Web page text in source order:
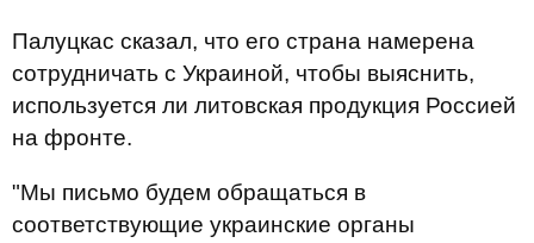
Палуцкас сказал, что его страна намерена
сотрудничать с Украиной, чтобы выяснить,
используется ли литовская продукция Россией
на фронте.
"Мы письмо будем обращаться в
соответствующие украинские органы